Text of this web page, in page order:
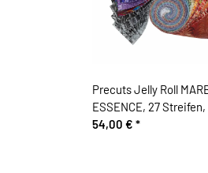
Precuts Jelly Roll
ESSENCE, 27
beginning
54,00 € *